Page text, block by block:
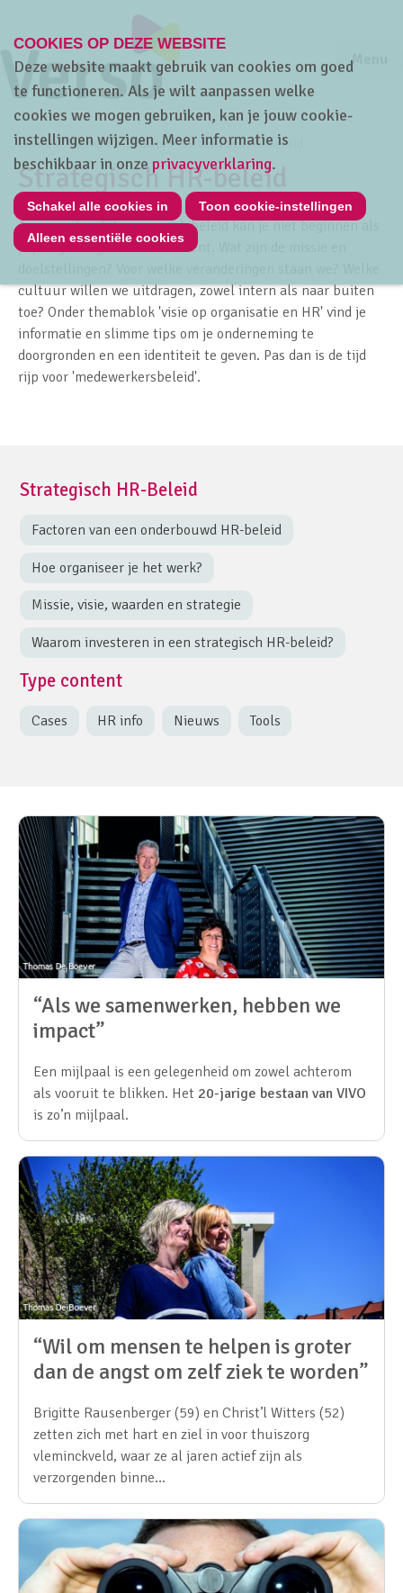
Jump
Menu
Home Thema's HRwijs Strategisch HR-beleid
Strategisch HR-beleid
Aan een degelijk personeelsbeleid kan je niet beginnen als
je je eigen organisatie niet kent. Wat zijn de missie en
cultuur willen we uitdragen, zowel intern als naar buiten
toe? Onder themablok 'visie op organisatie en HR' vind je
informatie en slimme tips om je onderneming te
doorgronden en een identiteit te geven. Pas dan is de tijd
rijp voor 'medewerkersbeleid'.
Strategisch HR-Beleid
Factoren van een onderbouwd HR-beleid
Hoe organiseer je het werk?
Missie, visie, waarden en strategie
Waarom investeren in een strategisch HR-beleid?
Type content
Cases HR info Nieuws Tools
“Als we samenwerken, hebben we
impact”
Een mijlpaal is een gelegenheid om zowel achterom
als vooruit te blikken. Het 20-jarige bestaan van VIVO
is zo’n mijlpaal.
“Wil om mensen te helpen is groter
dan de angst om zelf ziek te worden”
Brigitte Rausenberger (59) en Christ’l Witters (52)
zetten zich met hart en ziel in voor thuiszorg
vleminckveld, waar ze al jaren actief zijn als
verzorgenden binne…
COOKIES OP DEZE WEBSITE
Deze website maakt gebruik van cookies om goed
te functioneren. Als je wilt aanpassen welke
cookies we mogen gebruiken, kan je jouw cookie-
instellingen wijzigen. Meer informatie is
beschikbaar in onzeprivacyverklaring.
Schakel alle cookies in Toon cookie-instellingen
Alleen essentiële cookies